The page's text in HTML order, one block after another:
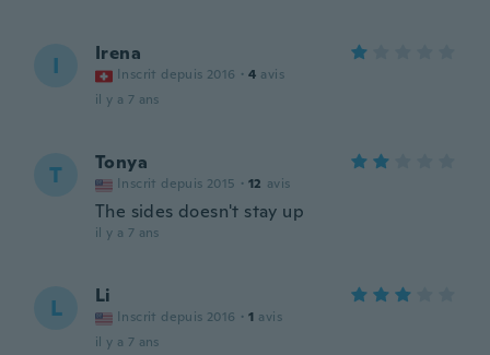
I Irena
Inscrit depuis 2016 · 4 avis
il y a 7 ans
T Tonya
Inscrit depuis 2015 · 12 avis
The sides doesn't stay up
il y a 7 ans
L Li
Inscrit depuis 2016 · 1 avis
il y a 7 ans